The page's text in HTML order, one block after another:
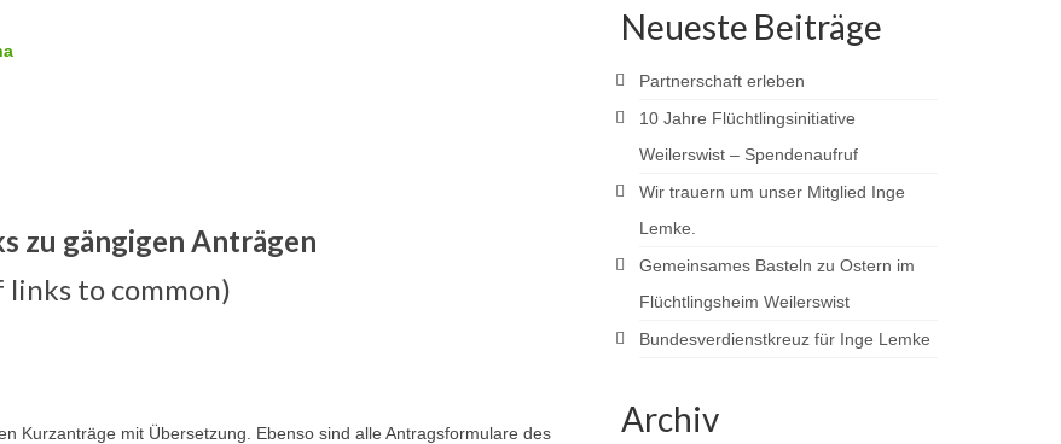
zu gängigen Anträgen
links to common)
Kurzanträge mit Übersetzung. Ebenso sind alle Antragsformulare des
Neueste Beiträge
Partnerschaft erleben
10 Jahre Flüchtlingsinitiative
Weilerswist – Spendenaufruf
Wir trauern um unser Mitglied Inge
Lemke.
Gemeinsames Basteln zu Ostern im
Flüchtlingsheim Weilerswist
Bundesverdienstkreuz für Inge Lemke
Archiv